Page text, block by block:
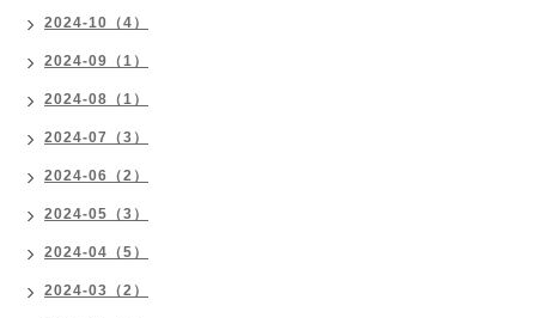
2024-10（4）
2024-09（1）
2024-08（1）
2024-07（3）
2024-06（2）
2024-05（3）
2024-04（5）
2024-03（2）